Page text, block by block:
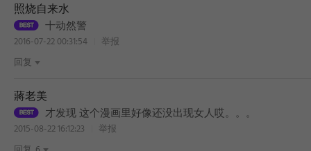
照烧自来水
十动然警
2016-07-22 00:31:54
举报
回复
蔣老美
才发现 这个漫画里好像还没出现女人哎。。。
2015-08-22 16:12:23
举报